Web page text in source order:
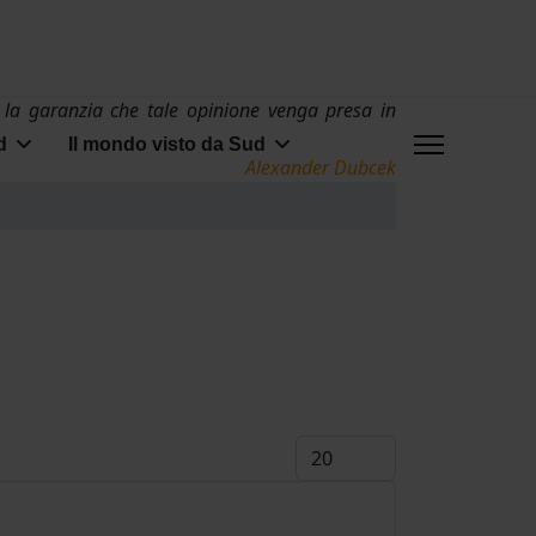
Il mondo visto da Sud
garanzia che tale opinione venga presa in
Alexander Dubcek
Visualizza #